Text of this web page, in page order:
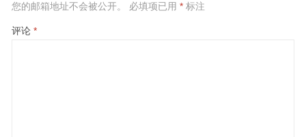
您的邮箱地址不会被公开。 必填项已用 *标注
评论 *